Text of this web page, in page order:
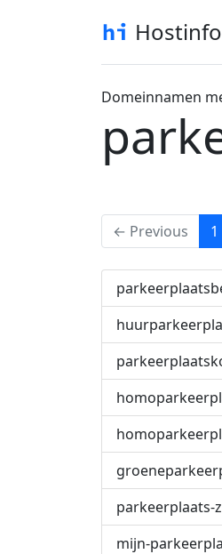
Hostinfo
Domeinnamen
← Previous 1
parkeerplaats-
mijn-